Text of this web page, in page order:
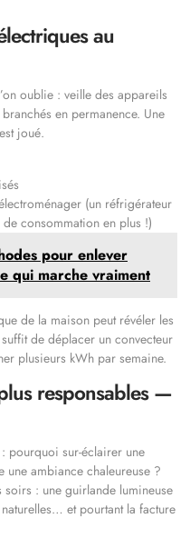
au
oublie : veille des appareils
en permanence. Une
joué.
(un réfrigérateur
de consommation en plus !)
pour enlever
qui marche vraiment
de la maison peut révéler les
de déplacer un convecteur
plusieurs kWh par semaine.
responsables —
: pourquoi sur-éclairer une
une ambiance chaleureuse ?
soirs : une guirlande lumineuse
et pourtant la facture